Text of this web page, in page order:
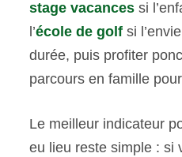
stage vacancessi
l’école de golfsi
durée, puis profiter
parcours en famille
Le meilleur indicateur
eu lieu reste simple : si